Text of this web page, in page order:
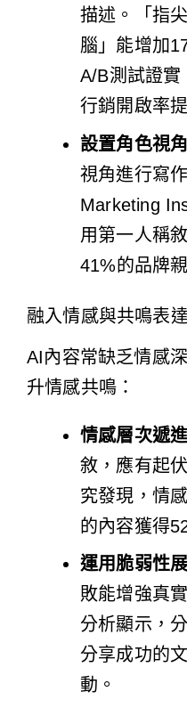
描述。「指
腦」能增加
A/B測試證實
行銷開啟率
設置角色視角
視角進行寫
Marketing
用第一人稱
41%的品牌
融入情感與共鳴表達
AI內容常缺乏情感
升情感共鳴：
情感層次遞進
敘，應有起
究發現，情
的內容獲得
運用脆弱性
敗能增強真
分析顯示，
分享成功的
動。